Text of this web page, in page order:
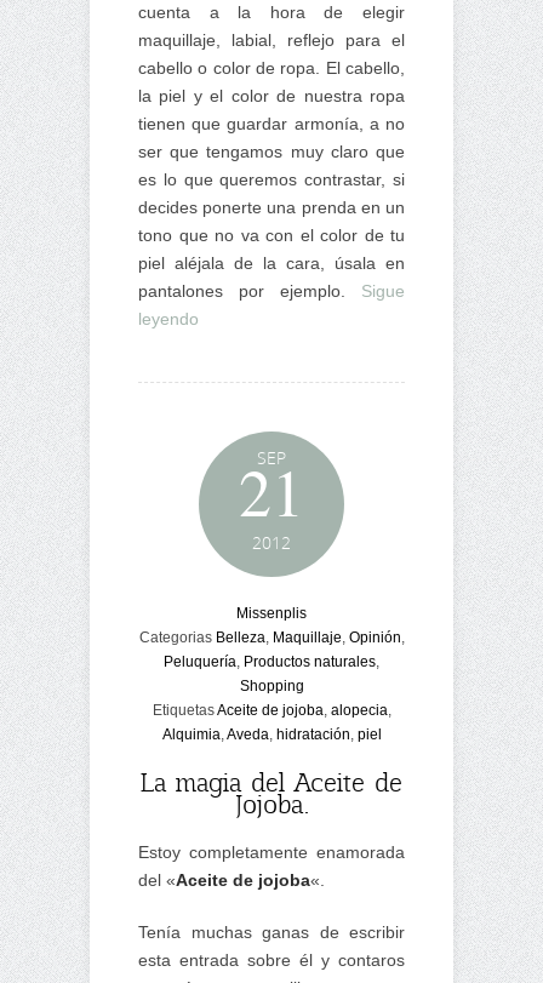
cuenta a la hora de elegir
maquillaje, labial, reflejo para el
cabello o color de ropa. El cabello,
la piel y el color de nuestra ropa
tienen que guardar armonía, a no
ser que tengamos muy claro que
es lo que queremos contrastar, si
decides ponerte una prenda en un
tono que no va con el color de tu
piel aléjala de la cara, úsala en
pantalones por ejemplo. Sigue
leyendo
SEP
21
2012
Missenplis
Categorias Belleza Maquillaje Opinión
Peluquería Productos naturales
Shopping
EtiquetasAceite de jojoba alopecia
Alquimia Aveda hidratación piel
La magia del Aceite de
Jojoba.
Estoy completamente enamorada
del «Aceite de jojoba«.
Tenía muchas ganas de escribir
esta entrada sobre él y contaros